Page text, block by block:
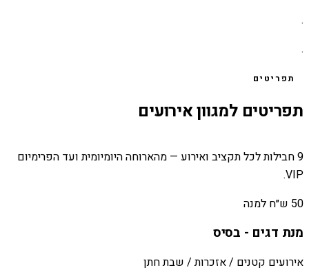
.
.
תפריטים
תפריטים למגוון אירועים
9 חבילות לכל תקציב ואירוע — מהארוחה היומיומית ועד הפרימיום
VIP.
50 ש״ח למנה
מנת דגים - בסיס
אירועים קטנים / אזכרות / שבת חתן